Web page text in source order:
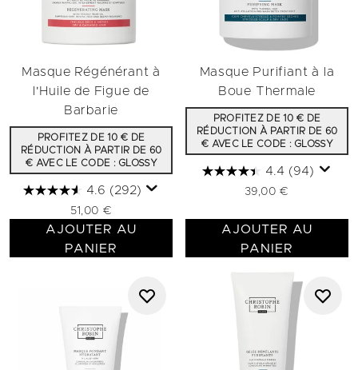
Masque Régénérant à
l'Huile de Figue de
Barbarie
PROFITEZ DE 10 € DE
RÉDUCTION À PARTIR DE 60
€ AVEC LE CODE : GLOSSY
4.6 (292)
51,00 €
AJOUTER AU
PANIER
Masque Purifiant à la
Boue Thermale
PROFITEZ DE 10 € DE
RÉDUCTION À PARTIR DE 60
€ AVEC LE CODE : GLOSSY
4.4 (94)
39,00 €
AJOUTER AU
PANIER